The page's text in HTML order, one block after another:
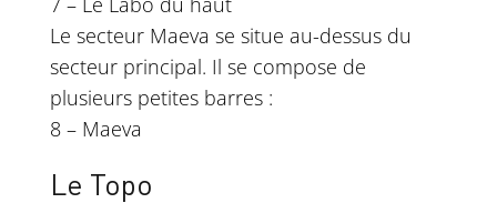
Le secteur Maeva se situe au-dessus du
secteur principal. Il se compose de
plusieurs petites barres :
8 – Maeva
Le Topo